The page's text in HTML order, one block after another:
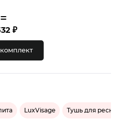
=
₽
LuxVisage Тушь для